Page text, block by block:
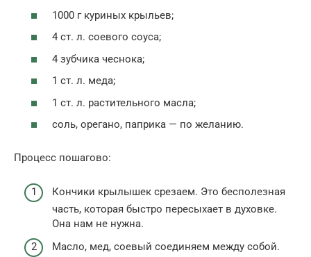
1000 г куриных крыльев;
4 ст. л. соевого соуса;
4 зубчика чеснока;
1 ст. л. меда;
1 ст. л. растительного масла;
соль, орегано, паприка — по желанию.
Процесс пошагово:
Кончики крылышек срезаем. Это бесполезная
часть, которая быстро пересыхает в духовке.
Она нам не нужна.
Масло, мед, соевый соединяем между собой.